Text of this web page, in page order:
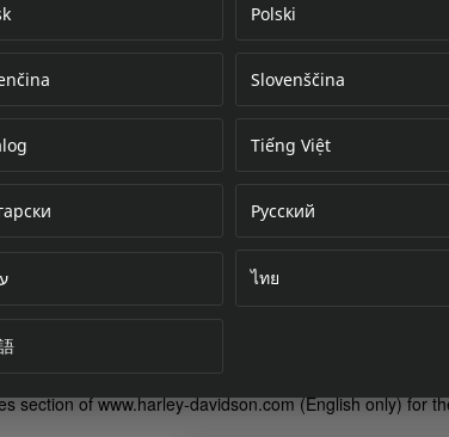
Polski
Slovenščina
Tiếng Việt
Русский
ไทย